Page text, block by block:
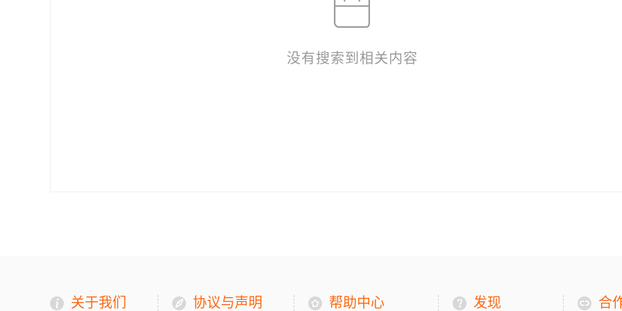
没有搜索到相关内容
关于我们 协议与声明 帮助中心 发现 合